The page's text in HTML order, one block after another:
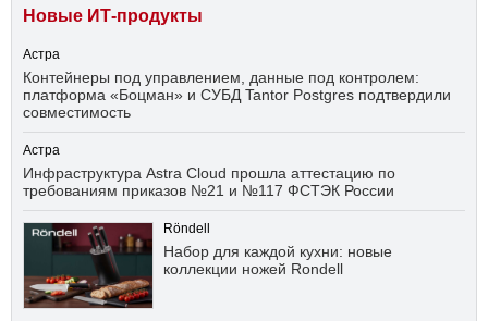
Новые ИТ-продукты
Астра
Контейнеры под управлением, данные под контролем:
платформа «Боцман» и СУБД Tantor Postgres подтвердили
совместимость
Астра
Инфраструктура Astra Cloud прошла аттестацию по
требованиям приказов №21 и №117 ФСТЭК России
Röndell
Набор для каждой кухни: новые
коллекции ножей Rondell